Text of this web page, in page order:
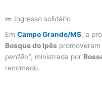
🎫 Ingresso solidário
Em Campo Grande/MS, a
Bosque do Ipês
perdão”, ministrada por
renomado.